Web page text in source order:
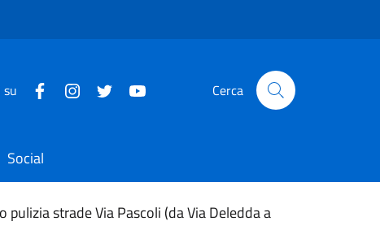
su Cerca
Social
pulizia strade Via Pascoli (da Via Deledda a